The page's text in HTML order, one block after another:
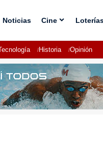
Noticias Cine
Historia Opinión